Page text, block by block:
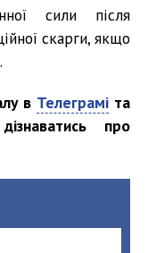
сили після
скарги, якщо
в Телеграміта
про